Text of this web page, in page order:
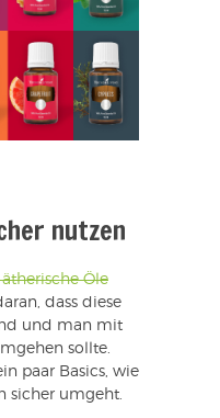
nutzen
Öle
dass diese
und man mit
sollte.
paar Basics, wie
sicher umgeht.